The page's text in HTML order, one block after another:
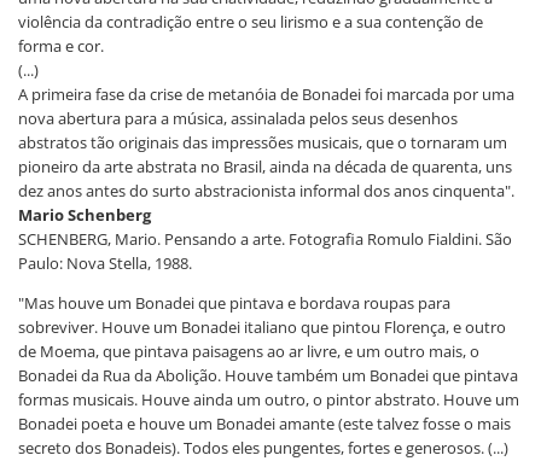
violência da contradição entre o seu lirismo e a sua contenção de
forma e cor.
(...)
A primeira fase da crise de metanóia de Bonadei foi marcada por uma
nova abertura para a música, assinalada pelos seus desenhos
abstratos tão originais das impressões musicais, que o tornaram um
pioneiro da arte abstrata no Brasil, ainda na década de quarenta, uns
dez anos antes do surto abstracionista informal dos anos cinquenta".
Mario Schenberg
SCHENBERG, Mario. Pensando a arte. Fotografia Romulo Fialdini. São
Paulo: Nova Stella, 1988.
"Mas houve um Bonadei que pintava e bordava roupas para
sobreviver. Houve um Bonadei italiano que pintou Florença, e outro
de Moema, que pintava paisagens ao ar livre, e um outro mais, o
Bonadei da Rua da Abolição. Houve também um Bonadei que pintava
formas musicais. Houve ainda um outro, o pintor abstrato. Houve um
Bonadei poeta e houve um Bonadei amante (este talvez fosse o mais
secreto dos Bonadeis). Todos eles pungentes, fortes e generosos. (...)